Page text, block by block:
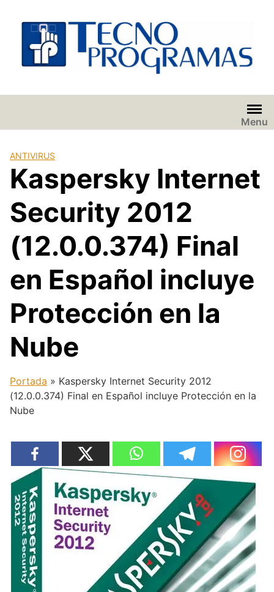
contenido
Menu
ANTIVIRUS
Kaspersky Internet
Security 2012
(12.0.0.374) Final
en Español incluye
Protección en la
Nube
Portada » Kaspersky Internet Security 2012
(12.0.0.374) Final en Español incluye Protección en la
Nube